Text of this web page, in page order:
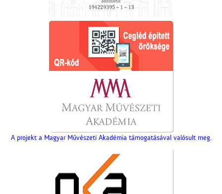
A projekt a Magyar Művészeti Akadémia támogatásával valósult meg.